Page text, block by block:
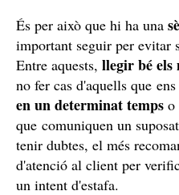
És per això que hi ha una
important seguir per evitar
Entre aquests, llegir bé els
no fer cas d'aquells que
en un determinat temps o
que comuniquen un
tenir dubtes, el més
d'atenció al client per
un intent d'estafa.